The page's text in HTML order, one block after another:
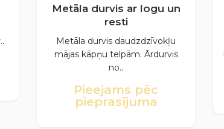
Metāla durvis ar logu un
resti
Metāla durvis daudzdzīvokļu
mājas kāpņu telpām. Ārdurvis
no..
Pieejams pēc
pieprasījuma